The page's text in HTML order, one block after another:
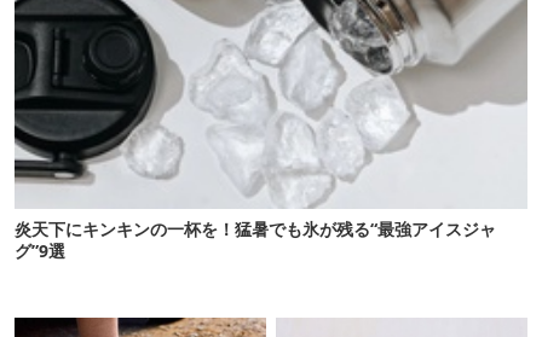
炎天下にキンキンの一杯を！猛暑でも氷が残る“最強アイスジャ
グ”9選